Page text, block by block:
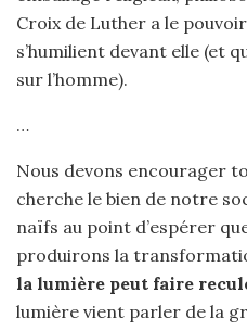
Croix de Luther a le
s’humilient devant elle (et
sur l’homme).
…
Nous devons encourager
cherche le bien de notre
naïfs au point d’espérer
produirons la
la lumière peut faire
lumière vient parler de la